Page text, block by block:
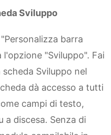
Sviluppo
barra
"Sviluppo". Fai
Sviluppo nel
dà accesso a tutti
campi di testo,
a discesa. Senza di